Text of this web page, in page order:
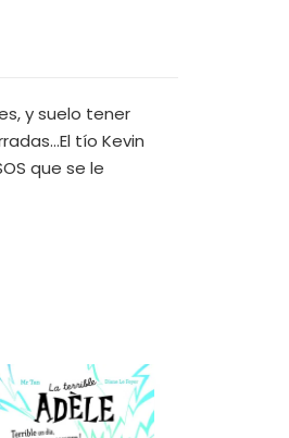
y suelo tener
tío Kevin
que se le